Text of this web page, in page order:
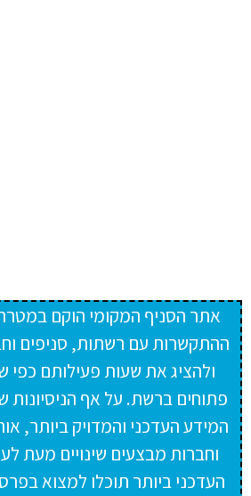
אתר הסניף המקומי הוקם
ההתקשרות עם רשתות, סניפים
ולהציג את שעות פעילותם כפי
פתוחים ברשת. על אף
המידע העדכני והמדויק ביותר,
וחברות מבצעים שינויים מעת
העדכני ביותר תוכלו למצוא